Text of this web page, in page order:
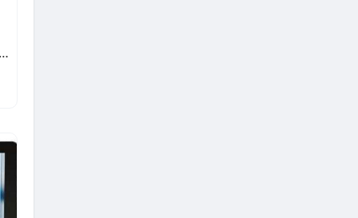
22ct Two Colour Gold Stud Earrings